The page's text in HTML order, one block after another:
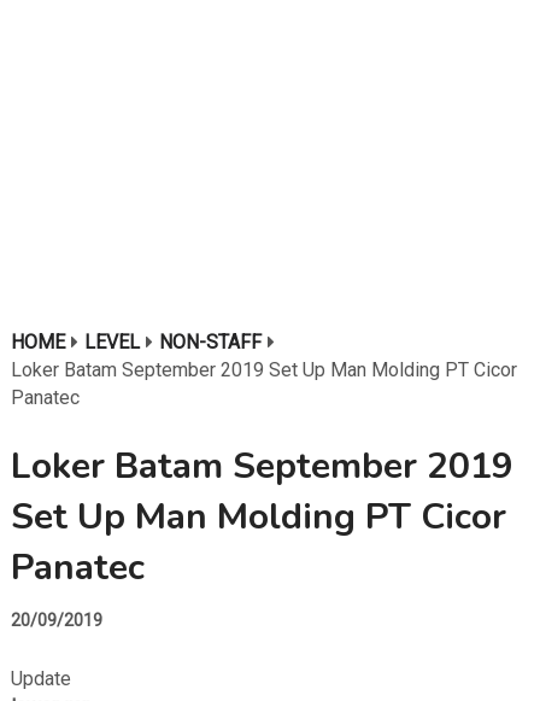
HOME LEVEL
NON-STAFF
Loker Batam September 2019 Set Up Man Molding PT Cicor
Panatec
Loker Batam September 2019
Set Up Man Molding PT Cicor
Panatec
20/09/2019
Update